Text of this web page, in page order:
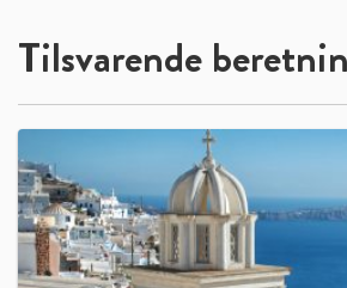
Tilsvarende